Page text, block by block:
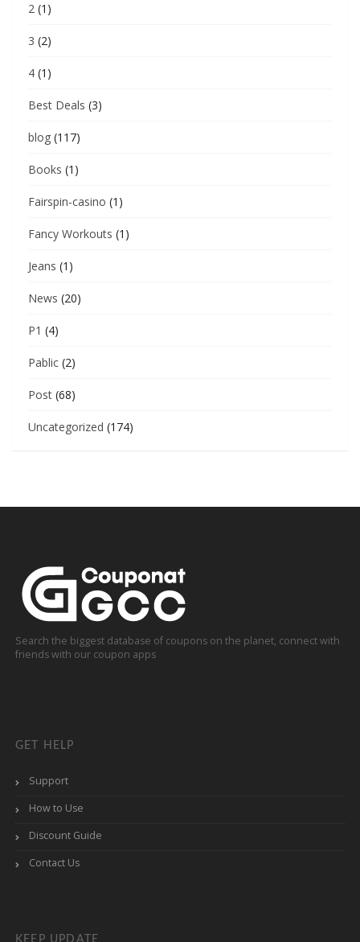
2 (1)
3 (2)
4 (1)
Best Deals (3)
blog (117)
Books (1)
Fairspin-casino (1)
Fancy Workouts (1)
Jeans (1)
News (20)
P1 (4)
Pablic (2)
Post (68)
Uncategorized (174)
Search the biggest database of coupons on the planet, connect with
friends with our coupon apps
GET HELP
Support
How to Use
Discount Guide
Contact Us
KEEP UPDATE